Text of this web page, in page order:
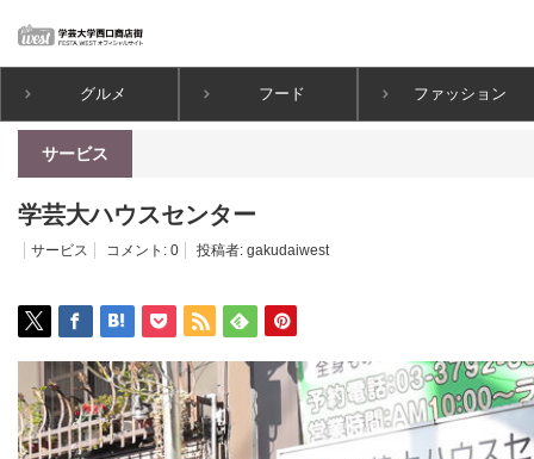
グルメ フード ファッション
ホーム サービス 学芸大ハウスセンター
サービス
学芸大ハウスセンター
サービス コメント: 0 投稿者: gakudaiwest